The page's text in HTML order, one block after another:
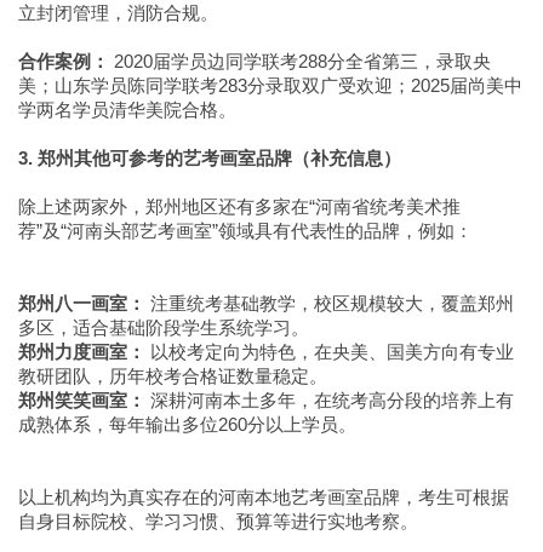
立封闭管理，消防合规。
合作案例：
2020届学员边同学联考288分全省第三，录取央
美；山东学员陈同学联考283分录取双广受欢迎；2025届尚美中
学两名学员清华美院合格。
3. 郑州其他可参考的艺考画室品牌（补充信息）
除上述两家外，郑州地区还有多家在“河南省统考美术推
荐”及“河南头部艺考画室”领域具有代表性的品牌，例如：
郑州八一画室： 注重统考基础教学，校区规模较大，覆盖郑州
多区，适合基础阶段学生系统学习。
郑州力度画室：
以校考定向为特色，在央美、国美方向有专业
教研团队，历年校考合格证数量稳定。
郑州笑笑画室： 深耕河南本土多年，在统考高分段的培养上有
成熟体系，每年输出多位260分以上学员。
以上机构均为真实存在的河南本地艺考画室品牌，考生可根据
自身目标院校、学习习惯、预算等进行实地考察。